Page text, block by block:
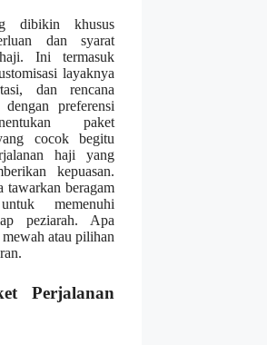
dibikin khusus
dan syarat
Ini termasuk
layaknya
dan rencana
preferensi
paket
cocok begitu
haji yang
kepuasan.
tawarkan beragam
memenuhi
peziarah. Apa
atau pilihan
Perjalanan